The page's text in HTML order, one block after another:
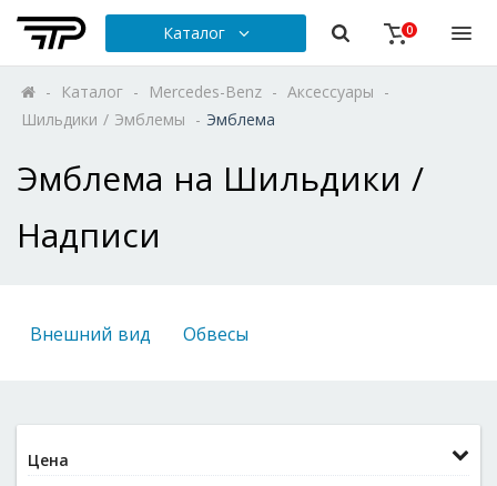
Каталог 0
- Каталог - Mercedes-Benz - Аксессуары -
Шильдики / Эмблемы - Эмблема
Эмблема на Шильдики /
Надписи
Внешний вид Обвесы
Цена